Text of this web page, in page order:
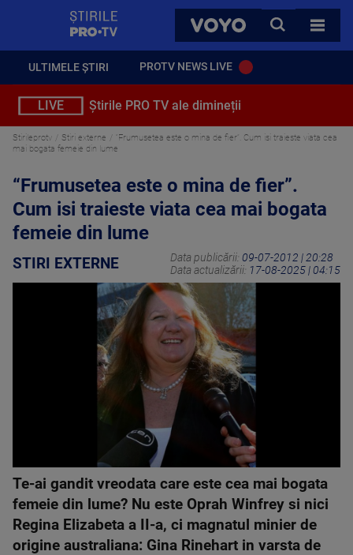
VOYO
CAUTA
TOATE
ULTIMELE ȘTIRI PROTV NEWS LIVE
LIVE Știrile PRO TV ale dimineții
Stirileprotv Stiri externe
“Frumusetea este o mina de fier”. Cum isi traieste viata cea
mai bogata femeie din lume
“Frumusetea este o mina de fier”.
Cum isi traieste viata cea mai bogata
femeie din lume
STIRI EXTERNE Data publicării: 09-07-2012 | 20:28
Data actualizării: 17-08-2025 | 04:15
Te-ai gandit vreodata care este cea mai bogata
femeie din lume? Nu este Oprah Winfrey si nici
Regina Elizabeta a II-a, ci magnatul minier de
origine australiana: Gina Rinehart in varsta de